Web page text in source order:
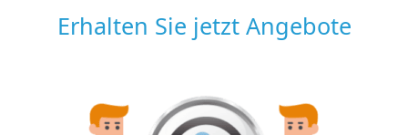
Erhalten Sie jetzt Angebote